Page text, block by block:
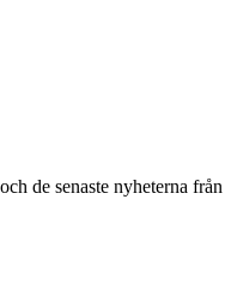
de senaste nyheterna från